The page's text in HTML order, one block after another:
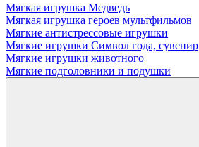
Мягкая игрушка Медведь
Мягкая игрушка героев мультфильмов
Мягкие антистрессовые игрушки
Мягкие игрушки Символ года, сувенир
Мягкие игрушки животного
Мягкие подголовники и подушки